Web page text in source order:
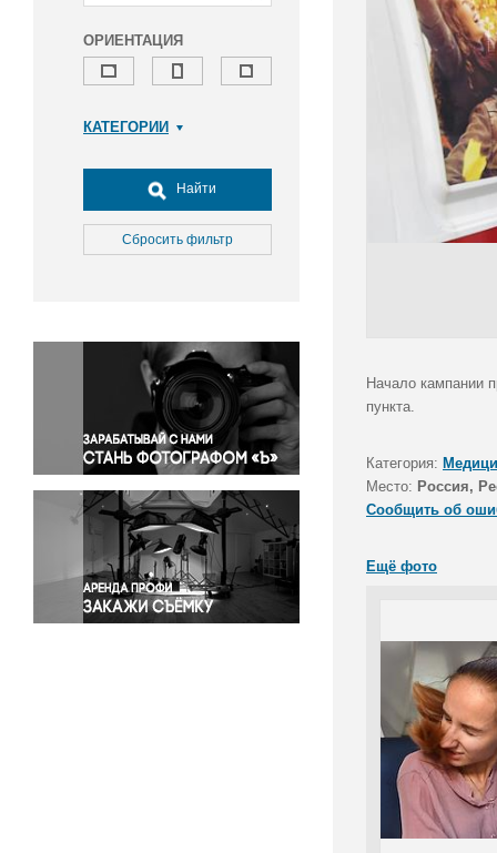
ОРИЕНТАЦИЯ
КАТЕГОРИИ
Досуг, туризм и отдых
Культура
Медицина
Окружающая среда
Политика
Правосудие
Происшествия и конфликты
Религия
Светская жизнь
Спорт
Экология
Экономика и бизнес
Найти
Сбросить фильтр
Начало кампании
пункта.
Категория:
Место: Россия,
Сообщить об
Ещё фото